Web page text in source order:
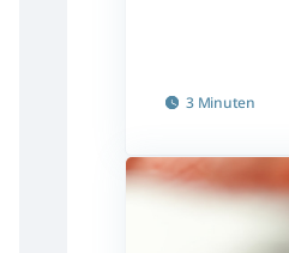
ohne Einsatz
3 Minuten